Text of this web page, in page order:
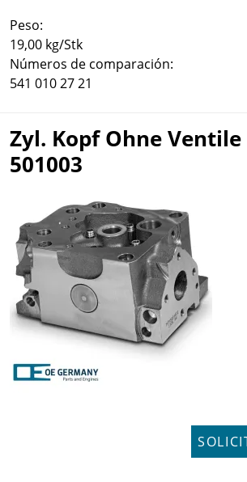
Peso:
19,00 kg/Stk
Números de comparación:
541 010 27 21
Zyl. Kopf Ohne Ventile
501003